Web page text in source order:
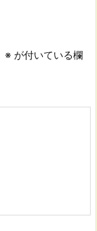
※ が付いている欄